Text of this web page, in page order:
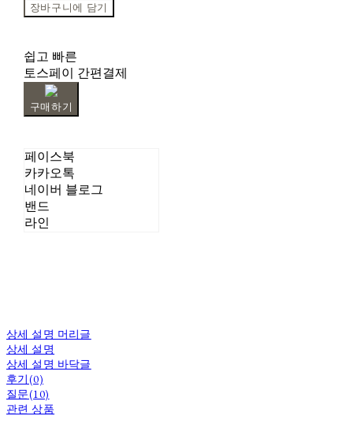
장바구니에 담기
쉽고 빠른
토스페이 간편결제
구매하기
페이스북
카카오톡
네이버 블로그
밴드
라인
상세 설명 머리글
상세 설명
상세 설명 바닥글
후기(0)
질문(10)
관련 상품